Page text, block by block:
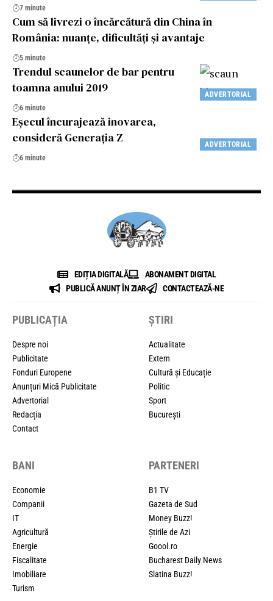
7 minute
Cum să livrezi o încărcătură din China în
România: nuanțe, dificultăți și avantaje
5 minute
ADVERTORIAL
Trendul scaunelor de bar pentru
toamna anului 2019
6 minute
ADVERTORIAL
Eşecul încurajează inovarea,
consideră Generaţia Z
6 minute
EDIȚIA DIGITALĂ
ABONAMENT DIGITAL
PUBLICĂ ANUNȚ ÎN ZIAR
CONTACTEAZĂ-NE
PUBLICAȚIA
Despre noi
Publicitate
Fonduri Europene
Anunțuri Mică Publicitate
Advertorial
Redacția
Contact
ȘTIRI
Actualitate
Extern
Cultură și Educație
Politic
Sport
București
BANI
Economie
Companii
IT
Agricultură
Energie
Fiscalitate
Imobiliare
Turism
PARTENERI
B1 TV
Gazeta de Sud
Money Buzz!
Știrile de Azi
Goool.ro
Bucharest Daily News
Slatina Buzz!